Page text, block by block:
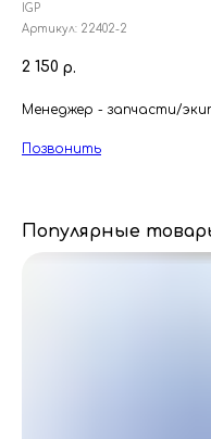
IGP
Артикул: 22402-2
2 150 р.
Менеджер - запчасти/
Позвонить
Популярные